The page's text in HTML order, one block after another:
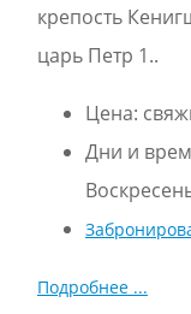
крепость
цaрь Петр 1..
Цена:
Дни и
Подробнее ...